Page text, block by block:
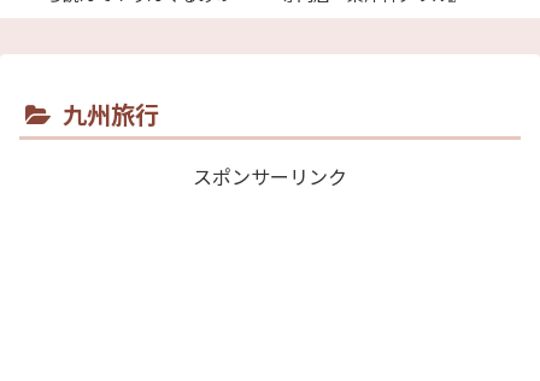
九州旅行
スポンサーリンク